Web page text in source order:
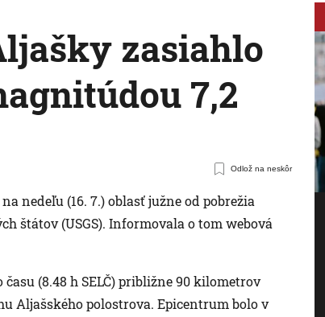
zasiahlo
7,2
Odlož na neskôr
nedeľu (16. 7.) oblasť južne od pobrežia
štátov (USGS). Informovala o tom webová
(8.48 h SELČ) približne 90 kilometrov
Aljašského polostrova. Epicentrum bolo v